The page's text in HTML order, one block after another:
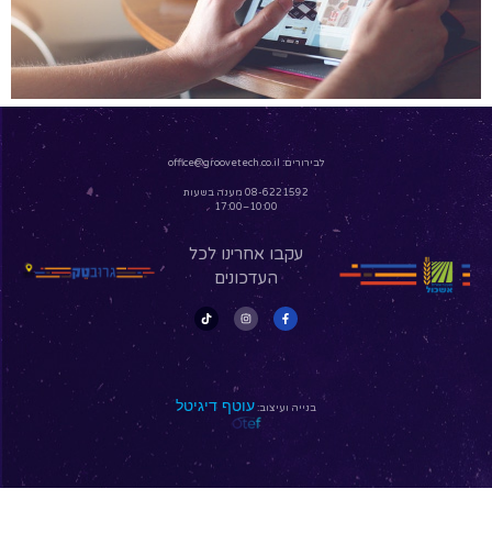
לבירורים: office@groovetech.co.il
08-6221592 מענה בשעות
10:00–17:00
עקבו אחרינו לכל
העדכונים
בנייה ועיצוב:עוטף דיגיטל